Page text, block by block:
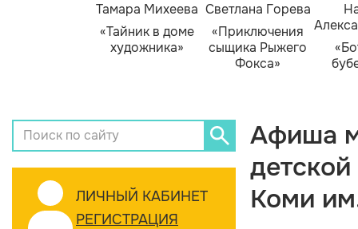
Тамара Михеева
«Тайник в доме
художника»
Светлана Горева
«Приключения
сыщика Рыжего
Фокса»
ЛИЧНЫЙ КАБИНЕТ
РЕГИСТРАЦИЯ
Афиша
Коми